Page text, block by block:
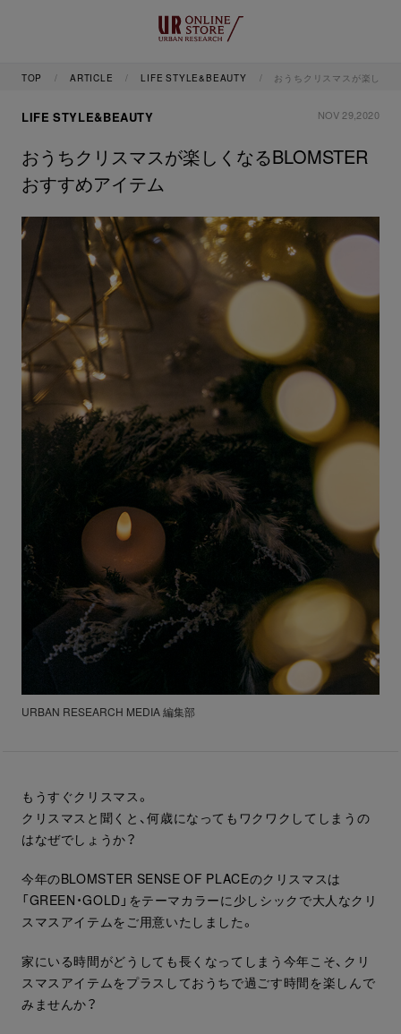
TOP ARTICLE LIFE STYLE&BEAUTY おうちクリスマスが楽しく
LIFE STYLE&BEAUTY NOV 29,2020
おうちクリスマスが楽しくなるBLOMSTER
おすすめアイテム
URBAN RESEARCH MEDIA 編集部
もうすぐクリスマス。
クリスマスと聞くと、何歳になってもワクワクしてしまうの
はなぜでしょうか？
今年のBLOMSTER SENSE OF PLACEのクリスマスは
「GREEN・GOLD」をテーマカラーに少しシックで大人なクリ
スマスアイテムをご用意いたしました。
家にいる時間がどうしても長くなってしまう今年こそ、クリ
スマスアイテムをプラスしておうちで過ごす時間を楽しんで
みませんか？